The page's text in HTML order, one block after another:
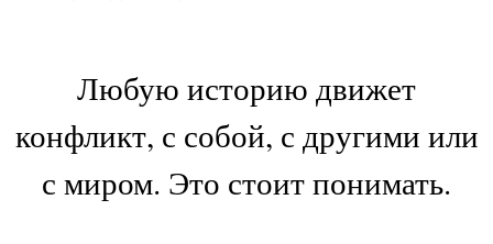
Любую историю движет
конфликт, с собой, с другими или
с миром. Это стоит понимать.